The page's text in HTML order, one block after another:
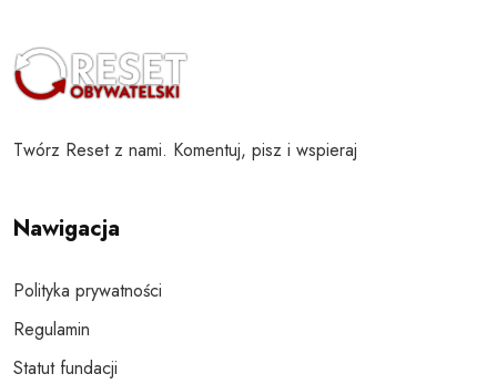
Twórz Reset z nami. Komentuj, pisz i wspieraj
Nawigacja
Polityka prywatności
Regulamin
Statut fundacji